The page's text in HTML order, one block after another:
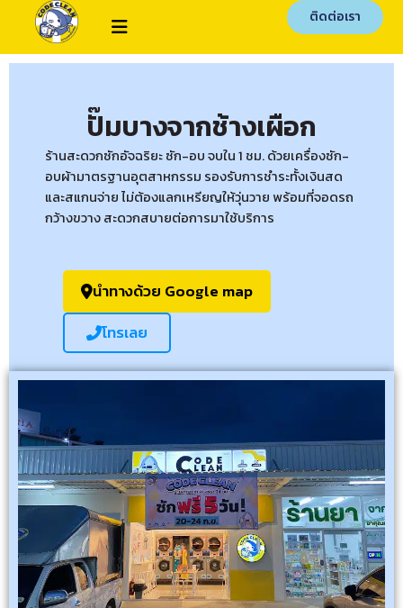
ติดต่อเรา
ปั๊มบางจากช้างเผือก
ร้านสะดวกซักอัจฉริยะ ซัก-อบ จบใน 1 ชม. ด้วยเครื่องซัก-
อบผ้ามาตรฐานอุตสาหกรรม รองรับการชำระทั้งเงินสด
และสแกนจ่าย ไม่ต้องแลกเหรียญให้วุ่นวาย พร้อมที่จอดรถ
กว้างขวาง สะดวกสบายต่อการมาใช้บริการ
นำทางด้วย Google map
โทรเลย